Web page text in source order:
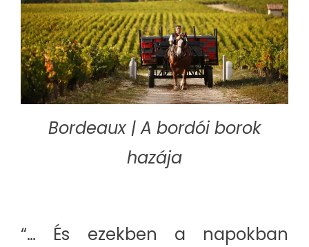
Bordeaux | A bordói borok
hazája
“… És ezekben a napokban